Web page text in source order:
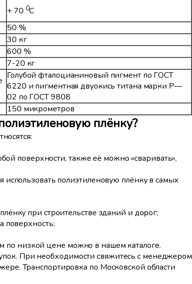
+ 70 0С
50 %
30 кг
600 %
7-20 кг
Голубой фталоцианиновый пигмент по ГОСТ
6220 и пигментная двуокись титана марки Р—
02 по ГОСТ 9808
150 микрометров
плёнку?
поверхности, также её можно «сваривать»,
полиэтиленовую плёнку в самых
при строительстве зданий и дорог;
поверхность;
по низкой цене можно в нашем каталоге.
При необходимости свяжитесь с менеджером
Транспортировка по Московской области